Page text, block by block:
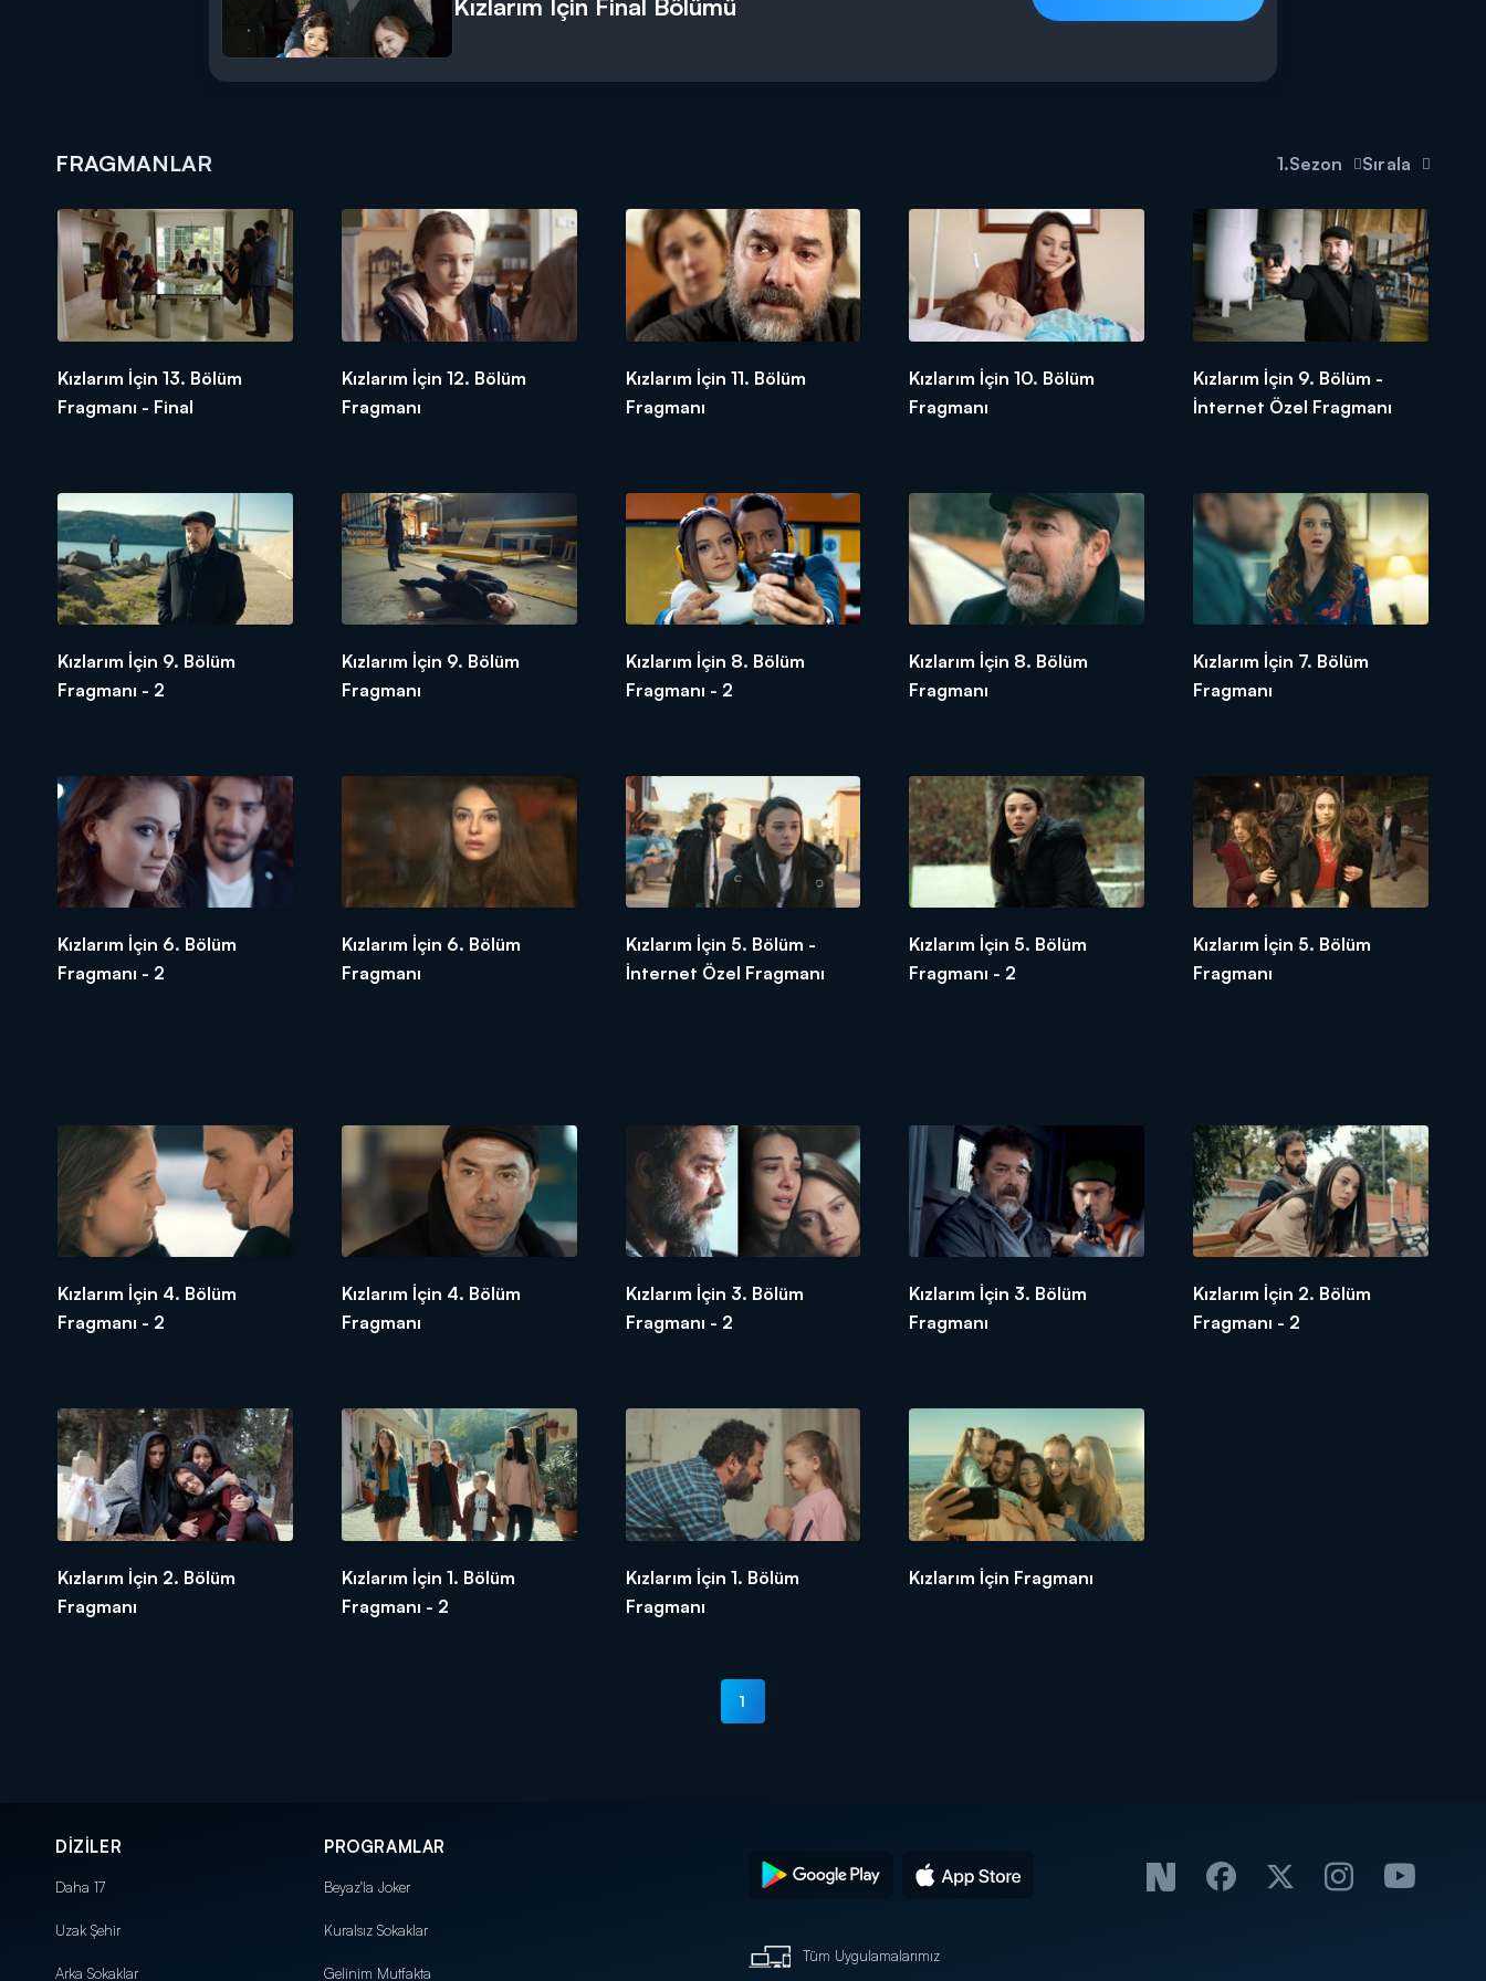
FRAGMANLAR 1.Sezon Sırala
Kızlarım İçin 13. Bölüm
Fragmanı - Final
Kızlarım İçin 12. Bölüm
Fragmanı
Kızlarım İçin 11. Bölüm
Fragmanı
Kızlarım İçin 10. Bölüm
Fragmanı
Kızlarım İçin 9. Bölüm -
İnternet Özel Fragmanı
Kızlarım İçin 9. Bölüm
Fragmanı - 2
Kızlarım İçin 9. Bölüm
Fragmanı
Kızlarım İçin 8. Bölüm
Fragmanı - 2
Kızlarım İçin 8. Bölüm
Fragmanı
Kızlarım İçin 7. Bölüm
Fragmanı
Kızlarım İçin 6. Bölüm
Fragmanı - 2
Kızlarım İçin 6. Bölüm
Fragmanı
Kızlarım İçin 5. Bölüm -
İnternet Özel Fragmanı
Kızlarım İçin 5. Bölüm
Fragmanı - 2
Kızlarım İçin 5. Bölüm
Fragmanı
Kızlarım İçin 4. Bölüm
Fragmanı - 2
Kızlarım İçin 4. Bölüm
Fragmanı
Kızlarım İçin 3. Bölüm
Fragmanı - 2
Kızlarım İçin 3. Bölüm
Fragmanı
Kızlarım İçin 2. Bölüm
Fragmanı - 2
Kızlarım İçin 2. Bölüm
Fragmanı
Kızlarım İçin 1. Bölüm
Fragmanı - 2
Kızlarım İçin 1. Bölüm
Fragmanı
Kızlarım İçin Fragmanı
1
DİZİLER
Daha 17
Uzak Şehir
Arka Sokaklar
PROGRAMLAR
Beyaz'la Joker
Kuralsız Sokaklar
Gelinim Mutfakta
Tüm Uygulamalarımız